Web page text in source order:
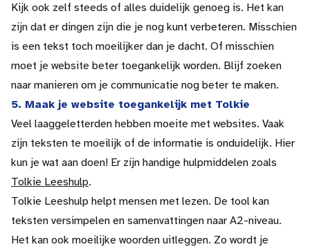
Kijk ook zelf steeds of alles duidelijk genoeg is. Het kan
zijn dat er dingen zijn die je nog kunt verbeteren. Misschien
is een tekst toch moeilijker dan je dacht. Of misschien
moet je website beter toegankelijk worden. Blijf zoeken
naar manieren om je communicatie nog beter te maken.
5. Maak je website toegankelijk met Tolkie
Veel laaggeletterden hebben moeite met websites. Vaak
zijn teksten te moeilijk of de informatie is onduidelijk. Hier
kun je wat aan doen! Er zijn handige hulpmiddelen zoals
Tolkie Leeshulp.
Tolkie Leeshulp helpt mensen met lezen. De tool kan
teksten versimpelen en samenvattingen naar A2-niveau.
Het kan ook moeilijke woorden uitleggen. Zo wordt je